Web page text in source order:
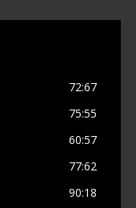
72:67
75:55
60:57
77:62
90:18